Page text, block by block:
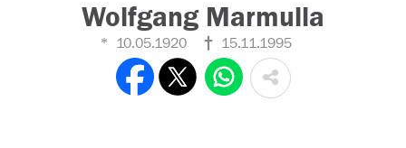
Wolfgang Marmulla
10.05.1920 15.11.1995